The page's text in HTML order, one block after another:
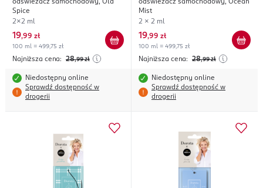
odświeżacz samochodowy, Old
Spice
2x2 ml
19,99 zł
100 ml = 499,75 zł
Najniższa cena: 28,99 zł
Niedostępny online
Sprawdź dostępność w
drogerii
odświeżacz samochodowy, Ocean
Mist
2 x 2 ml
19,99 zł
100 ml = 499,75 zł
Najniższa cena: 28,99 zł
Niedostępny online
Sprawdź dostępność w
drogerii